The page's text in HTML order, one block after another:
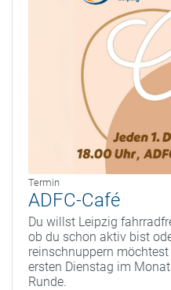
Termin
ADFC-Café
Du willst Leipzig
ob du schon aktiv bist
reinschnuppern
ersten Dienstag im
Runde.